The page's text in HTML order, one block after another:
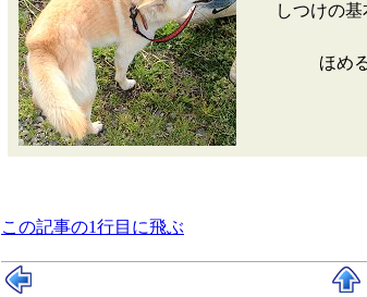
しつけの基
ほめ
この記事の1行目に飛ぶ